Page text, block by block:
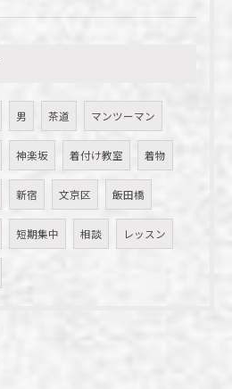
男 茶道 マンツーマン
神楽坂 着付け教室 着物
新宿 文京区 飯田橋
短期集中 相談 レッスン